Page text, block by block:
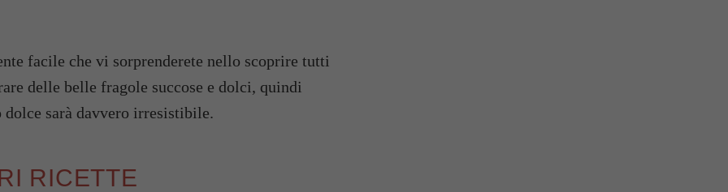
facile che vi sorprenderete nello scoprire tutti
delle belle fragole succose e dolci, quindi
sarà davvero irresistibile.
RICETTE